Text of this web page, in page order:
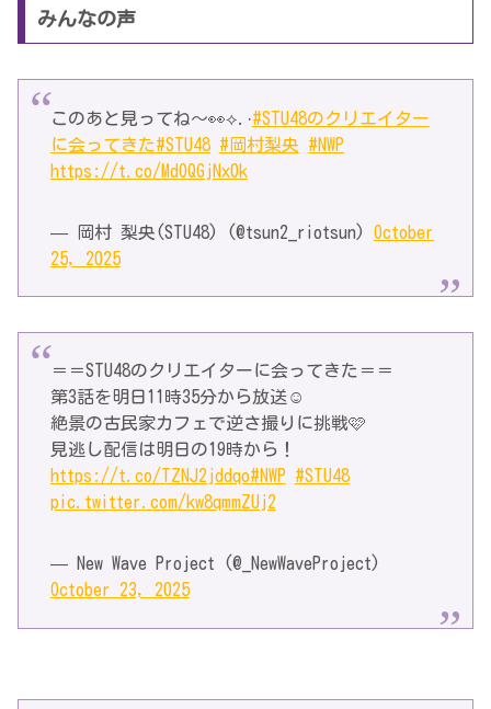
みんなの声
このあと見ってね〜👀⟡.·#STU48のクリエイター
に会ってきた#STU48 #岡村梨央
#NWP
https://t.co/MdOQGjNx0k
— 岡村 梨央(STU48) (@tsun2_riotsun) October
25, 2025
＝＝STU48のクリエイターに会ってきた＝＝
第3話を明日11時35分から放送☺️
絶景の古民家カフェで逆さ撮りに挑戦🩷
見逃し配信は明日の19時から！
https://t.co/TZNJ2jddqo#NWP #STU48
pic.twitter.com/kw8qmmZUj2
— New Wave Project (@_NewWaveProject)
October 23, 2025